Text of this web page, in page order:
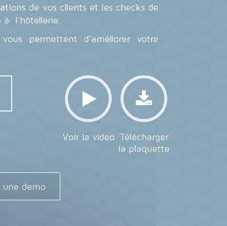
de vos clients et les checks de
l’hôtellerie.
permettent d’améliorer votre
Voir la video Télécharger
la plaquette
une demo